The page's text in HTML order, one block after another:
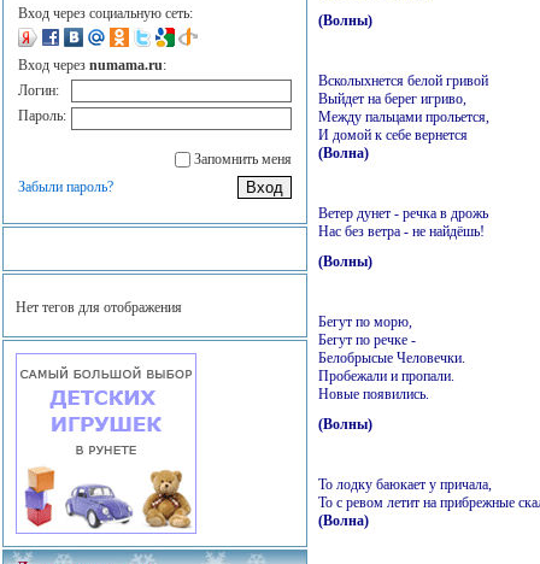
Вход через социальную сеть:
Вход через numama.ru:
Логин:
Пароль:
Запомнить меня
Забыли пароль?
Нет тегов для отображения
(Волны)
Всколыхнется белой гривой
Выйдет на берег игриво,
Между пальцами прольется,
И домой к себе вернется
(Волна)
Ветер дунет - речка в дрожь
Нас без ветра - не найдёшь!
(Волны)
Бегут по морю,
Бегут по речке -
Белобрысые Человечки.
Пробежали и пропали.
Новые появились.
(Волны)
То лодку баюкает у причала,
То с ревом летит на прибрежные
(Волна)